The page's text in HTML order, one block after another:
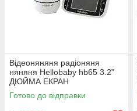
Відеоняняня радіоняня
няняня Hellobaby hb65 3.2"
ДЮЙМА ЕКРАН
Готово до відправки